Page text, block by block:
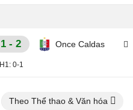
1 - 2 Once Caldas
H1:0-1
Theo Thể thao & Văn hóa